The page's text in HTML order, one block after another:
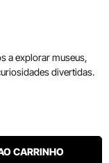
a explorar museus,
divertidas.
CARRINHO